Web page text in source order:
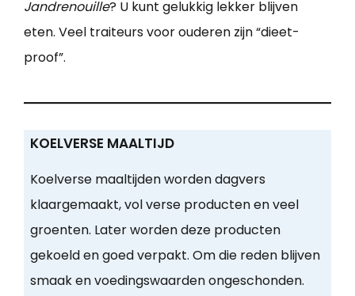
Jandrenouille? U kunt gelukkig lekker blijven
eten. Veel traiteurs voor ouderen zijn “dieet-
proof”.
KOELVERSE MAALTIJD
Koelverse maaltijden worden dagvers
klaargemaakt, vol verse producten en veel
groenten. Later worden deze producten
gekoeld en goed verpakt. Om die reden blijven
smaak en voedingswaarden ongeschonden.